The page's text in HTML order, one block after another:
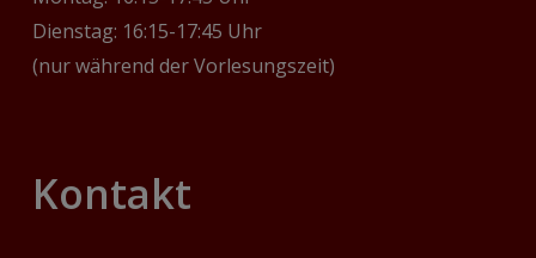
Dienstag: 16:15-17:45 Uhr
(nur während der Vorlesungszeit)
Kontakt